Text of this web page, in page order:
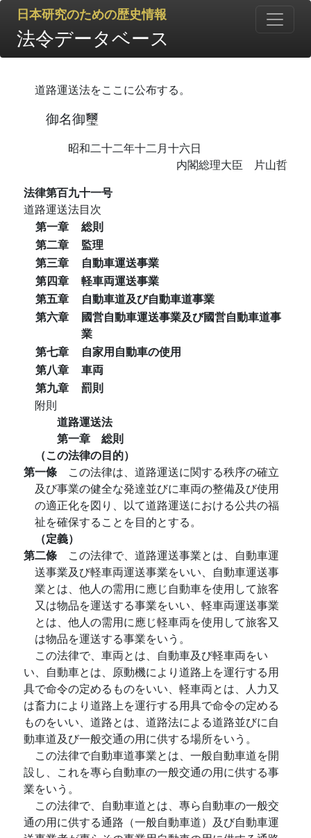
日本研究のための歴史情報
法令データベース
道路運送法をここに公布する。
御名御璽
昭和二十二年十二月十六日
内閣総理大臣 片山哲
法律第百九十一号
道路運送法目次
第一章
総則
第二章
監理
第三章
自動車運送事業
第四章
軽車両運送事業
第五章
自動車道及び自動車道事業
第六章
國営自動車運送事業及び國営自動車道事
業
第七章
自家用自動車の使用
第八章
車両
第九章
罰則
附則
道路運送法
第一章 総則
（この法律の目的）
第一條 この法律は、道路運送に関する秩序の確立
及び事業の健全な発達並びに車両の整備及び使用
の適正化を図り、以て道路運送における公共の福
祉を確保することを目的とする。
（定義）
第二條 この法律で、道路運送事業とは、自動車運
送事業及び軽車両運送事業をいい、自動車運送事
業とは、他人の需用に應じ自動車を使用して旅客
又は物品を運送する事業をいい、軽車両運送事業
とは、他人の需用に應じ軽車両を使用して旅客又
は物品を運送する事業をいう。
この法律で、車両とは、自動車及び軽車両をい
い、自動車とは、原動機により道路上を運行する用
具で命令の定めるものをいい、軽車両とは、人力又
は畜力により道路上を運行する用具で命令の定める
ものをいい、道路とは、道路法による道路並びに自
動車道及び一般交通の用に供する場所をいう。
この法律で自動車道事業とは、一般自動車道を開
設し、これを專ら自動車の一般交通の用に供する事
業をいう。
この法律で、自動車道とは、專ら自動車の一般交
通の用に供する通路（一般自動車道）及び自動車運